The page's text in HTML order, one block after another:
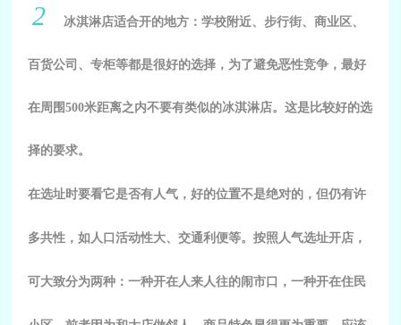
2 冰淇淋店适合开的地方：学校附近、步行街、商业区、
百货公司、专柜等都是很好的选择，为了避免恶性竞争，最好
在周围500米距离之内不要有类似的冰淇淋店。这是比较好的选
择的要求。
在选址时要看它是否有人气，好的位置不是绝对的，但仍有许
多共性，如人口活动性大、交通利便等。按照人气选址开店，
可大致分为两种：一种开在人来人往的闹市口，一种开在住民